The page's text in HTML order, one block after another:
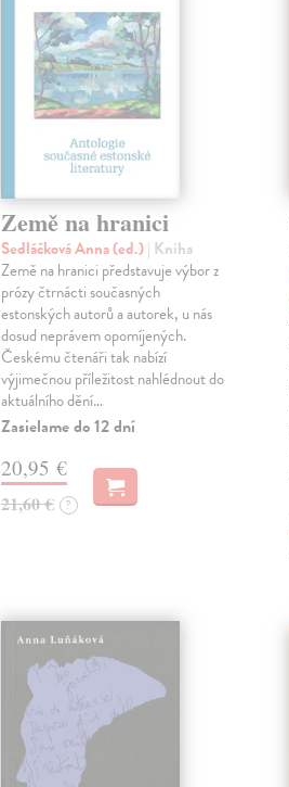
Země na hranici
Sedláčková Anna (ed.)| Kniha
Země na hranici představuje výbor z
prózy čtrnácti současných
estonských autorů a autorek, u nás
dosud neprávem opomíjených.
Českému čtenáři tak nabízí
výjimečnou příležitost nahlédnout do
aktuálního dění…
Zasielame do 12 dní
20,95 €
21,60 € ?